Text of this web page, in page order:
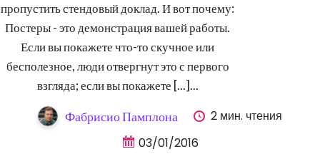
пропустить стендовый доклад. И вот почему:
Постеры - это демонстрация вашей работы.
Если вы покажете что-то скучное или
бесполезное, люди отвергнут это с первого
взгляда; если вы покажете [...]...
Фабрисио Памплона
2 мин. чтения
03/01/2016